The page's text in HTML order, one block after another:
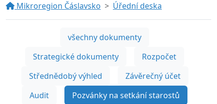
Mikroregion Čáslavsko Úřední deska
všechny dokumenty
Strategické dokumenty
Rozpočet
Střednědobý výhled
Závěrečný účet
Audit
Pozvánky na setkání starostů